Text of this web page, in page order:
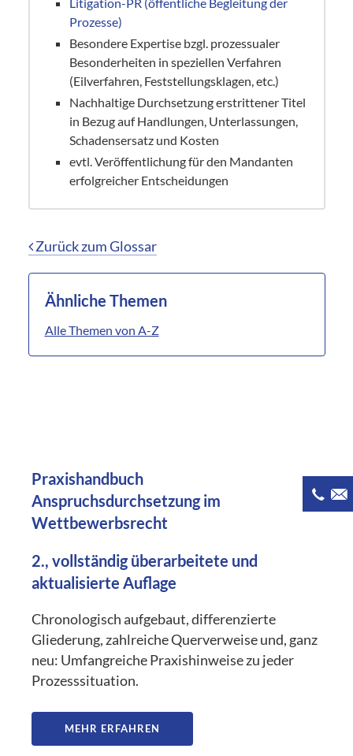
Prozesse)
Besondere Expertise bzgl. prozessualer
Besonderheiten in speziellen Verfahren
(Eilverfahren, Feststellungsklagen, etc.)
Nachhaltige Durchsetzung erstrittener Titel
in Bezug auf Handlungen, Unterlassungen,
Schadensersatz und Kosten
evtl. Veröffentlichung für den Mandanten
erfolgreicher Entscheidungen
Zurück zum Glossar
Ähnliche Themen
Alle Themen von A-Z
Praxishandbuch
Anspruchsdurchsetzung im
Wettbewerbsrecht
2., vollständig überarbeitete und
aktualisierte Auflage
Chronologisch aufgebaut, differenzierte
Gliederung, zahlreiche Querverweise und, ganz
neu: Umfangreiche Praxishinweise zu jeder
Prozesssituation.
MEHR ERFAHREN